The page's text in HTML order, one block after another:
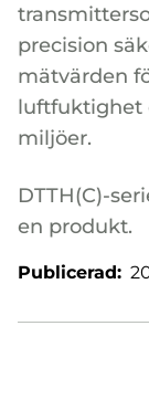
precision
mätvärden
luftfuktighet
miljöer.
DTTH(C)-
en produkt.
Publicerad: